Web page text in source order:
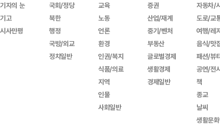
기자의 눈
기고
시사만평
국회/정당
북한
행정
국방/외교
정치일반
교육
노동
언론
환경
인권/복지
식품/의료
지역
인물
사회일반
증권
산업/재계
중기/벤처
부동산
글로벌경제
생활경제
경제일반
자동차/
도로/교
여행/레
음식/맛
패션/뷰
공연/전
책
종교
날씨
생활문